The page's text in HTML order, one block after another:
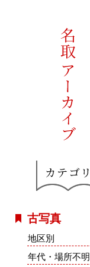
古写真
地区別
年代・場所不明